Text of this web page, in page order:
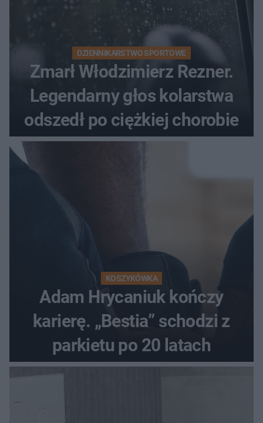
DZIENNIKARSTWO SPORTOWE
Zmarł Włodzimierz Rezner.
Legendarny głos kolarstwa
odszedł po ciężkiej chorobie
KOSZYKÓWKA
Adam Hrycaniuk kończy
karierę. „Bestia” schodzi z
parkietu po 20 latach